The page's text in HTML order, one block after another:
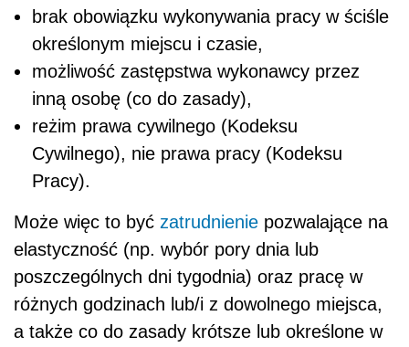
brak obowiązku wykonywania pracy w ściśle
określonym miejscu i czasie,
możliwość zastępstwa wykonawcy przez
inną osobę (co do zasady),
reżim prawa cywilnego (Kodeksu
Cywilnego), nie prawa pracy (Kodeksu
Pracy).
Może więc to być zatrudnienie pozwalające na
elastyczność (np. wybór pory dnia lub
poszczególnych dni tygodnia) oraz pracę w
różnych godzinach lub/i z dowolnego miejsca,
a także co do zasady krótsze lub określone w